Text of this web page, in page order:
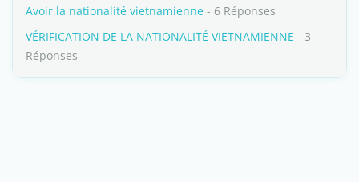
Avoir la nationalité vietnamienne - 6 Réponses
VÉRIFICATION DE LA NATIONALITÉ VIETNAMIENNE - 3
Réponses